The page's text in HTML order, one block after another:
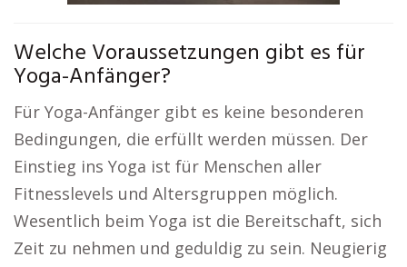
Welche Voraussetzungen gibt es für
Yoga-Anfänger?
Für Yoga-Anfänger gibt es keine besonderen
Bedingungen, die erfüllt werden müssen. Der
Einstieg ins Yoga ist für Menschen aller
Fitnesslevels und Altersgruppen möglich.
Wesentlich beim Yoga ist die Bereitschaft, sich
Zeit zu nehmen und geduldig zu sein. Neugierig